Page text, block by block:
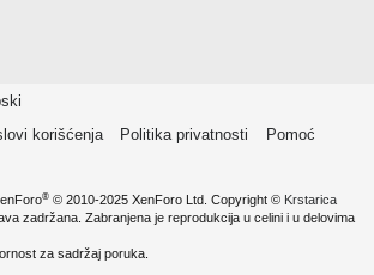
korišćenja Politika privatnosti
Pomoć
® © 2010-2025 XenForo Ltd. Copyright © Krstarica
zadržana. Zabranjena je reprodukcija u celini i u delovima
za sadržaj poruka.